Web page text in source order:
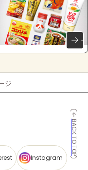
ジ
BACK TO TOP
Instagram